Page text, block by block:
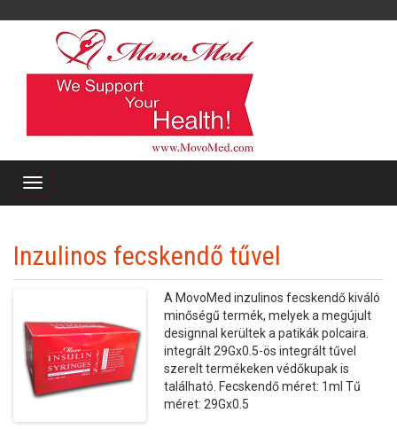
Inzulinos fecskendő tűvel
A MovoMed inzulinos fecskendő kiváló
minőségű termék, melyek a megújult
designnal kerültek a patikák polcaira.
integrált 29Gx0.5-ös integrált tűvel
szerelt termékeken védőkupak is
található. Fecskendő méret: 1ml Tű
méret: 29Gx0.5